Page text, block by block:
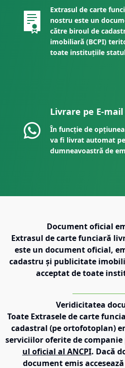
Extrasul de carte
nostru este un
către biroul de
imobiliară (BCPI)
toate instituțiile
Livrare pe E-
În funcție de
va fi livrat automat
dumneavoastră de
Document oficial
Extrasul de carte funciară
este un document oficial,
cadastru și publicitate
acceptat de toate
Veridicitatea
Toate Extrasele de carte
cadastral (pe ortofotoplan)
serviciilor oferite de
ul oficial al ANCPI. Dacă
document emis